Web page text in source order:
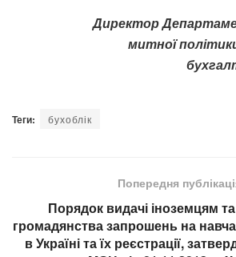
Директор
митної
Теги: бухоблік
Попередня
Порядок видачі іноземцям
громадянства запрошень на
в Україні та їх реєстрації,